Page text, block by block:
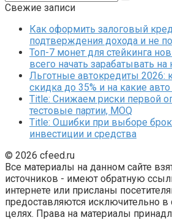
Свежие записи
Как оформить залоговый
подтверждения дохода и не
Топ-7 монет для стейкинга
всего начать зарабатывать
Льготные автокредиты 2026:
скидка до 35% и на какие
Title: Снижаем риски первой
тестовые партии, MOQ
Title: Ошибки при выборе
инвестиции и средства
© 2026 cfeed.ru
Все материалы на данном сайте
источников - имеют обратную
интернете или присланы
предоставляются исключительно
целях. Права на материалы